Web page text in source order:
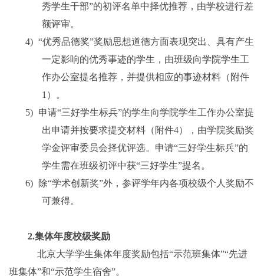
秀学生干部”的初评名单中择优推荐，由学校进行差
额评审。
4) “优秀品德奖”奖励思想道德方面表现突出、具有产生
一定影响的优秀事迹的学生，由班级向学院学生工
作办公室提名推荐，并提供相应的事迹材料（附件
1 ）。
5) 申请“三好学生标兵”的学生向学院学生工作办公室提
出申请并按要求提交材料（附件4），由学院奖励奖
学金评审委员会择优评选。申请“三好学生标兵”的
学生需在班级初评中获“三好学生”提名。
6)
除“学术创新奖”外，参评学年内各项校级个人奖励不
可兼得。
2.集体年度校级奖励
北京大学学生集体年度奖励包括“示范班集体”“先进
班集体”和“示范学生宿舍”。